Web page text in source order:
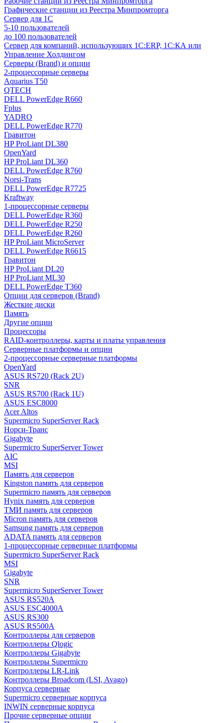
Графические станции из Реестра Минпромторга
Сервер для 1С
5-10 пользователей
до 100 пользователей
Сервер для компаний, использующих 1C:ERP, 1С:КА или
Управление Холдингом
Серверы (Brand) и опции
2-процессорные серверы
Aquarius T50
QTECH
DELL PowerEdge R660
Fplus
YADRO
DELL PowerEdge R770
Гравитон
HP ProLiant DL380
OpenYard
HP ProLiant DL360
DELL PowerEdge R760
Norsi-Trans
DELL PowerEdge R7725
Kraftway
1-процессорные серверы
DELL PowerEdge R360
DELL PowerEdge R250
DELL PowerEdge R260
HP ProLiant MicroServer
DELL PowerEdge R6615
Гравитон
HP ProLiant DL20
HP ProLiant ML30
DELL PowerEdge T360
Опции для серверов (Brand)
Жесткие диски
Память
Другие опции
Процессоры
RAID-контроллеры, карты и платы управления
Серверные платформы и опции
2-процессорные серверные платформы
OpenYard
ASUS RS720 (Rack 2U)
SNR
ASUS RS700 (Rack 1U)
ASUS ESC8000
Acer Altos
Supermicro SuperServer Rack
Норси-Транс
Gigabyte
Supermicro SuperServer Tower
AIC
MSI
Память для серверов
Kingston память для серверов
Supermicro память для серверов
Hynix память для серверов
ТМИ память для серверов
Micron память для серверов
Samsung память для серверов
ADATA память для серверов
1-процессорные серверные платформы
Supermicro SuperServer Rack
MSI
Gigabyte
SNR
Supermicro SuperServer Tower
ASUS RS520A
ASUS ESC4000A
ASUS RS300
ASUS RS500A
Контроллеры для серверов
Контроллеры Qlogic
Контроллеры Gigabyte
Контроллеры Supermicro
Контроллеры LR-Link
Контроллеры Broadcom (LSI, Avago)
Корпуса серверные
Supermicro серверные корпуса
INWIN серверные корпуса
Прочие серверные опции